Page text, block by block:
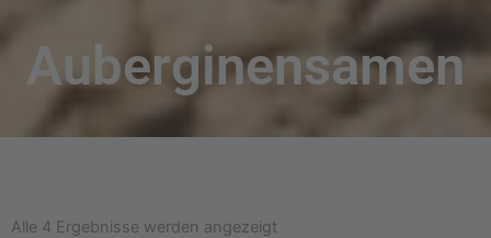
Auberginensamen
Alle 4 Ergebnisse werden angezeigt